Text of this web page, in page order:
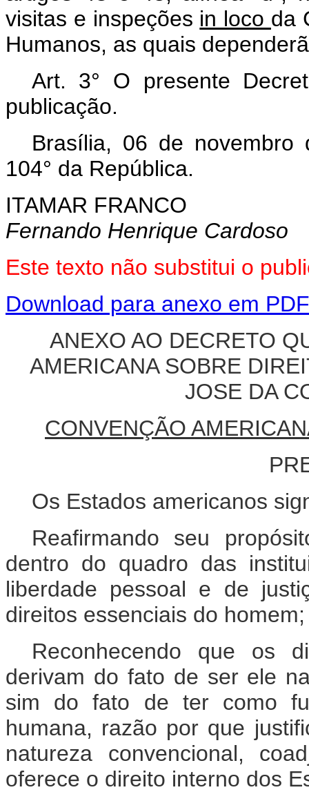
visitas e inspeções in loco da
Humanos, as quais
Art. 3° O presente
publicação.
Brasília, 06 de novembro
104° da República.
ITAMAR FRANCO
Fernando Henrique Cardoso
Este texto não substitui o
Download para anexo em PDF
ANEXO AO DECRETO
AMERICANA SOBRE
JOSE DA
CONVENÇÃO
Os Estados americanos
Reafirmando seu
dentro do quadro das
liberdade pessoal e de
direitos essenciais do homem;
Reconhecendo que os
derivam do fato de ser ele
sim do fato de ter como
humana, razão por que
natureza convencional,
oferece o direito interno dos